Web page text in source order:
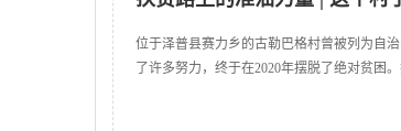
位于泽普县赛力乡的古勒巴格村曾被列为自
了许多努力，终于在2020年摆脱了绝对贫困